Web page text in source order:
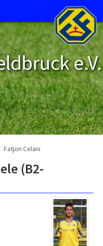
e.V.
Fatjon Celani
(B2-